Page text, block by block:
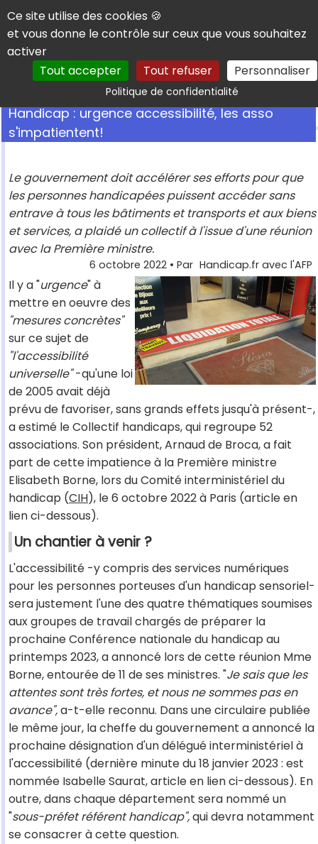
Panneau de gestion des cookies
Ce site utilise des cookies 🍪
et vous donne le contrôle sur ceux que vous souhaitez
activer
Tout accepter
Tout refuser Personnaliser
Politique de confidentialitéRechercher
Handicap : urgence accessibilité, les asso
s'impatientent!
Le gouvernement doit accélérer ses efforts pour que
les personnes handicapées puissent accéder sans
entrave à tous les bâtiments et transports et aux biens
et services, a plaidé un collectif à l'issue d'une réunion
avec la Première ministre.
6 octobre 2022 • Par Handicap.fr avec l'AFP
Il y a "urgence" à
mettre en oeuvre des
"mesures concrètes"
sur ce sujet de
"l'accessibilité
universelle"-qu'une loi
de 2005 avait déjà
prévu de favoriser, sans grands effets jusqu'à présent-,
a estimé le Collectif handicaps, qui regroupe 52
associations. Son président, Arnaud de Broca, a fait
part de cette impatience à la Première ministre
Elisabeth Borne, lors du Comité interministériel du
handicap (CIH), le 6 octobre 2022 à Paris (article en
lien ci-dessous).
Un chantier à venir ?
L'accessibilité -y compris des services numériques
pour les personnes porteuses d'un handicap sensoriel-
sera justement l'une des quatre thématiques soumises
aux groupes de travail chargés de préparer la
prochaine Conférence nationale du handicap au
printemps 2023, a annoncé lors de cette réunion Mme
Borne, entourée de 11 de ses ministres. "Je sais que les
attentes sont très fortes, et nous ne sommes pas en
avance",a-t-elle reconnu. Dans une circulaire publiée
le même jour, la cheffe du gouvernement a annoncé la
prochaine désignation d'un délégué interministériel à
l'accessibilité (dernière minute du 18 janvier 2023 : est
nommée Isabelle Saurat, article en lien ci-dessous). En
outre, dans chaque département sera nommé un
"sous-préfet référent handicap",qui devra notamment
se consacrer à cette question.